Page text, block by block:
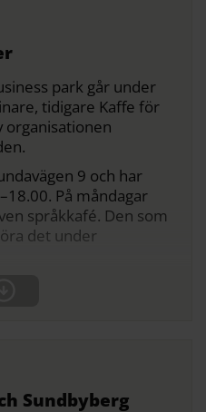
park går under
tidigare Kaffe för
organisationen
9 och har
På måndagar
språkkafé. Den som
det under
Sundbyberg